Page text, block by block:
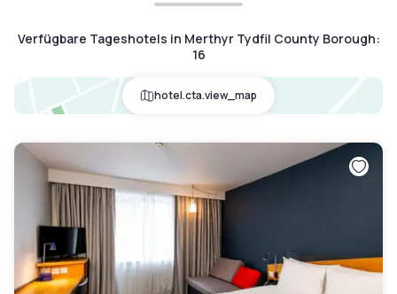
Verfügbare Tageshotels in Merthyr Tydfil County Borough:
16
hotel.cta.view_map